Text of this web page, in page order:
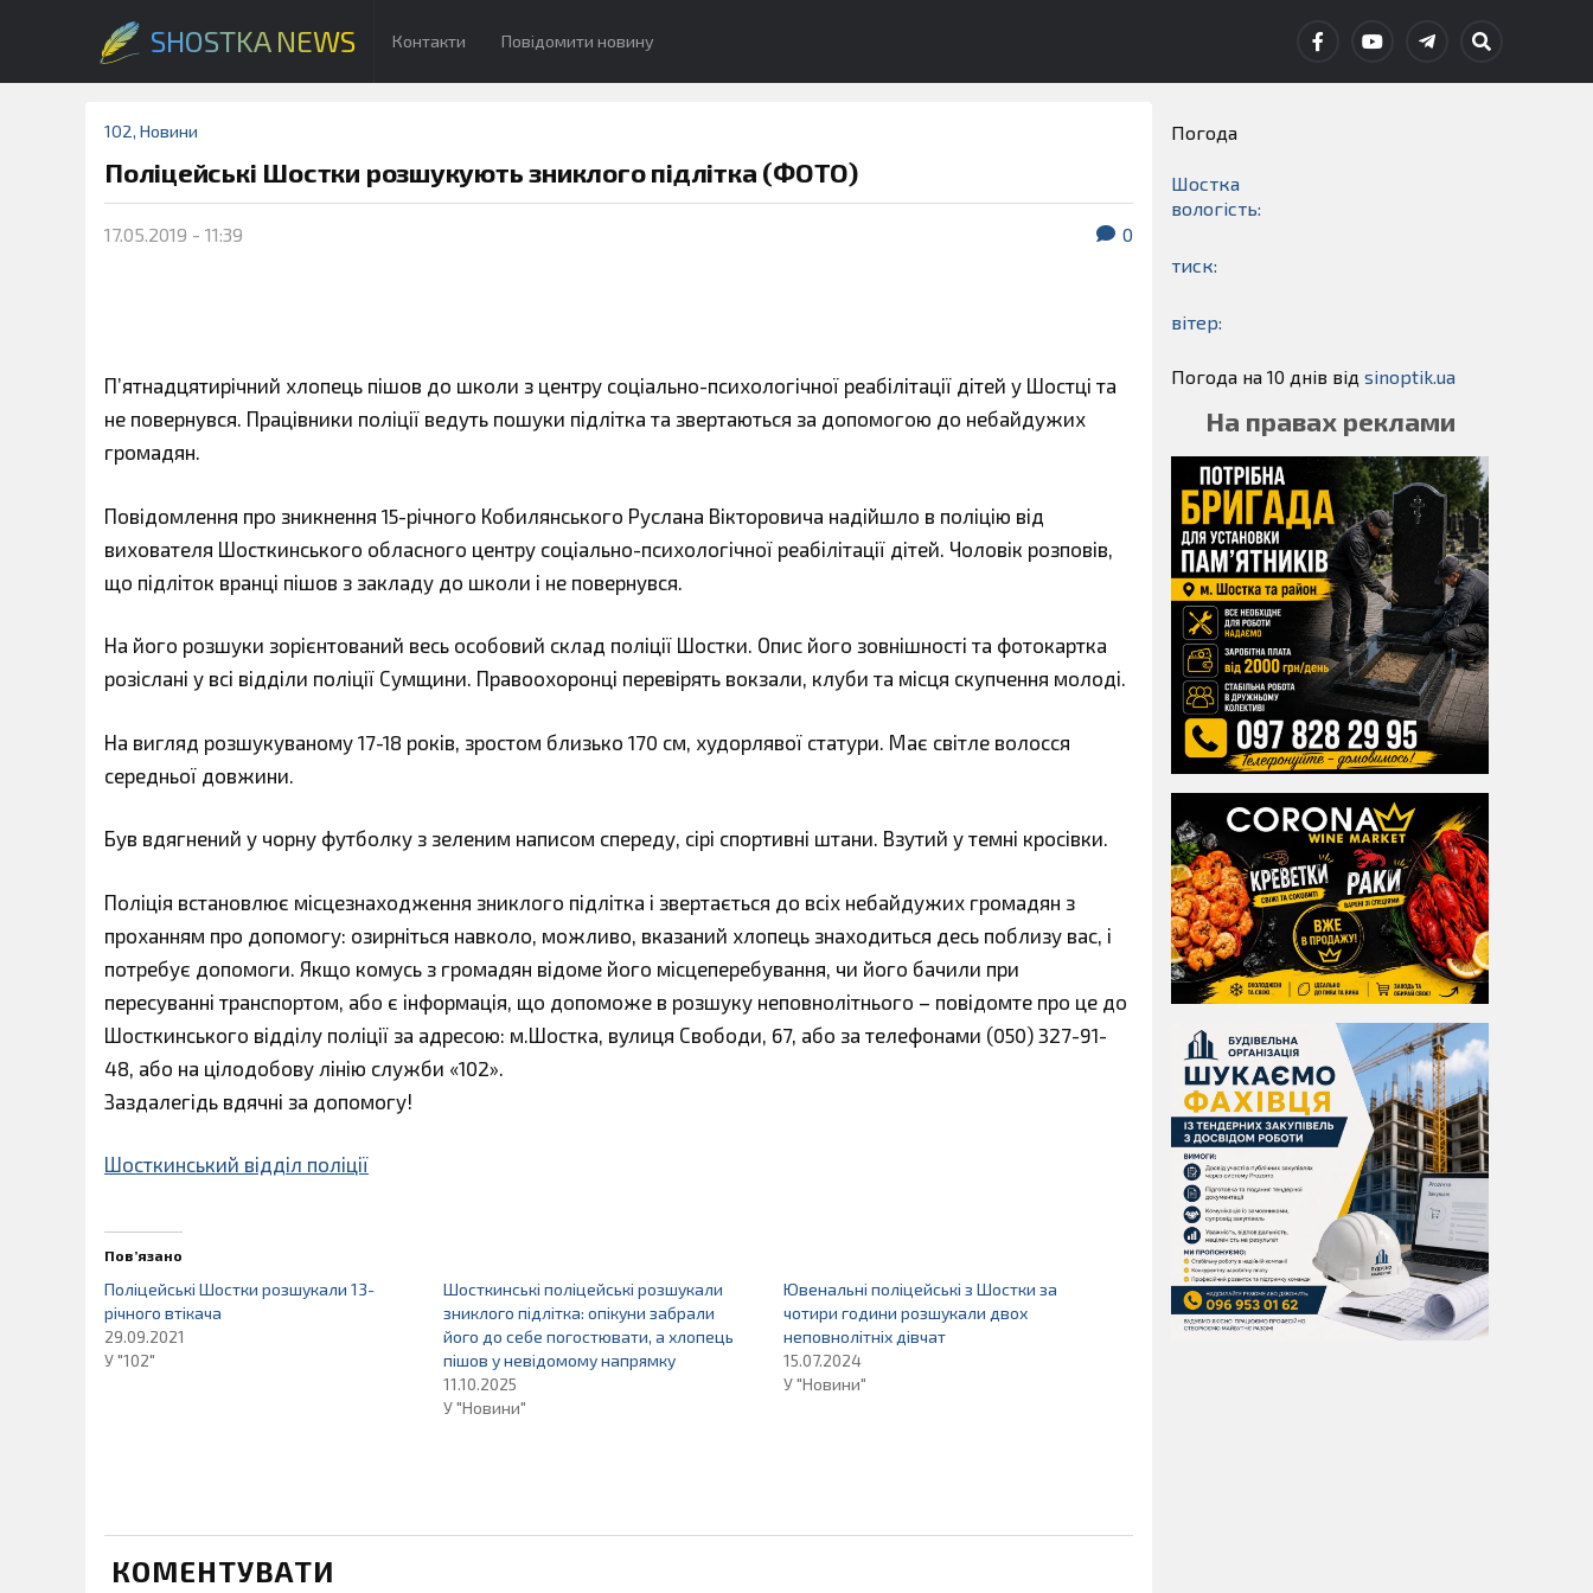
SHOSTKA NEWS Контакти Повідомити новину
102, Новини
Поліцейські Шостки розшукують зниклого підлітка (ФОТО)
17.05.2019 - 11:39 0
П’ятнадцятирічний хлопець пішов до школи з центру соціально-психологічної реабілітації дітей у Шостці та
не повернувся. Працівники поліції ведуть пошуки підлітка та звертаються за допомогою до небайдужих
громадян.
Повідомлення про зникнення 15-річного Кобилянського Руслана Вікторовича надійшло в поліцію від
вихователя Шосткинського обласного центру соціально-психологічної реабілітації дітей. Чоловік розповів,
що підліток вранці пішов з закладу до школи і не повернувся.
На його розшуки зорієнтований весь особовий склад поліції Шостки. Опис його зовнішності та фотокартка
розіслані у всі відділи поліції Сумщини. Правоохоронці перевірять вокзали, клуби та місця скупчення молоді.
На вигляд розшукуваному 17-18 років, зростом близько 170 см, худорлявої статури. Має світле волосся
середньої довжини.
Був вдягнений у чорну футболку з зеленим написом спереду, сірі спортивні штани. Взутий у темні кросівки.
Поліція встановлює місцезнаходження зниклого підлітка і звертається до всіх небайдужих громадян з
проханням про допомогу: озирніться навколо, можливо, вказаний хлопець знаходиться десь поблизу вас, і
потребує допомоги. Якщо комусь з громадян відоме його місцеперебування, чи його бачили при
пересуванні транспортом, або є інформація, що допоможе в розшуку неповнолітнього – повідомте про це до
Шосткинського відділу поліції за адресою: м.Шостка, вулиця Свободи, 67, або за телефонами (050) 327-91-
48, або на цілодобову лінію служби «102».
Заздалегідь вдячні за допомогу!
Шосткинський відділ поліції
Пов’язано
Поліцейські Шостки розшукали 13-
річного втікача
29.09.2021
У "102"
Шосткинські поліцейські розшукали
зниклого підлітка: опікуни забрали
його до себе погостювати, а хлопець
пішов у невідомому напрямку
11.10.2025
У "Новини"
Ювенальні поліцейські з Шостки за
чотири години розшукали двох
неповнолітніх дівчат
15.07.2024
У "Новини"
КОМЕНТУВАТИ
Погода
Шостка
вологість:
тиск:
вітер:
Погода на 10 днів від sinoptik.ua
На правах реклами